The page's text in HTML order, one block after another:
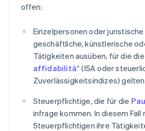
offen:
Einzelpersonen oder
geschäftliche, künstlerische
Tätigkeiten ausüben, für die die
affidabilità“ (ISA oder
Zuverlässigkeitsindizes)
Steuerpflichtige, die für die
infrage kommen. In diesem Fall
Steuerpflichtigen ihre